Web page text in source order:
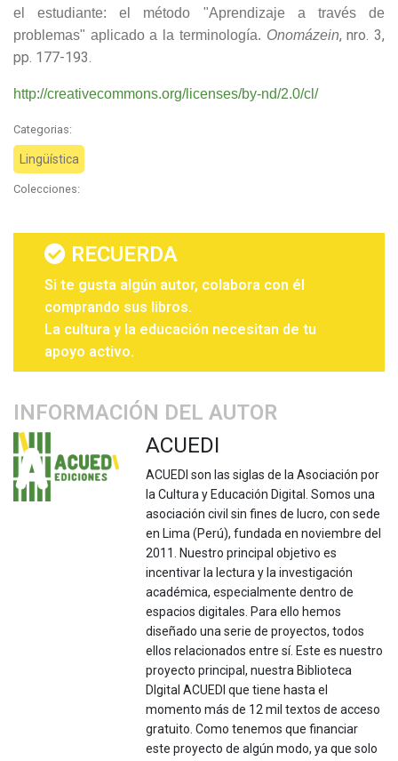
el estudiante: el método "Aprendizaje a través de
problemas" aplicado a la terminología. Onomázein, nro. 3,
pp. 177-193.
http://creativecommons.org/licenses/by-nd/2.0/cl/
Categorias:
Lingüística
Colecciones:
RECUERDA
Si te gusta algún autor, colabora con él
comprando sus libros.
La cultura y la educación necesitan de tu
apoyo activo.
INFORMACIÓN DEL AUTOR
ACUEDI
ACUEDI son las siglas de la Asociación por
la Cultura y Educación Digital. Somos una
asociación civil sin fines de lucro, con sede
en Lima (Perú), fundada en noviembre del
2011. Nuestro principal objetivo es
incentivar la lectura y la investigación
académica, especialmente dentro de
espacios digitales. Para ello hemos
diseñado una serie de proyectos, todos
ellos relacionados entre sí. Este es nuestro
proyecto principal, nuestra Biblioteca
DIgital ACUEDI que tiene hasta el
momento más de 12 mil textos de acceso
gratuito. Como tenemos que financiar
este proyecto de algún modo, ya que solo